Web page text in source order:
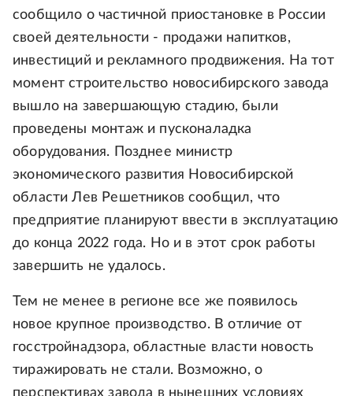
сообщило о частичной приостановке в России
своей деятельности - продажи напитков,
инвестиций и рекламного продвижения. На тот
момент строительство новосибирского завода
вышло на завершающую стадию, были
проведены монтаж и пусконаладка
оборудования. Позднее министр
экономического развития Новосибирской
области Лев Решетников сообщил, что
предприятие планируют ввести в эксплуатацию
до конца 2022 года. Но и в этот срок работы
завершить не удалось.
Тем не менее в регионе все же появилось
новое крупное производство. В отличие от
госстройнадзора, областные власти новость
тиражировать не стали. Возможно, о
перспективах завода в нынешних условиях